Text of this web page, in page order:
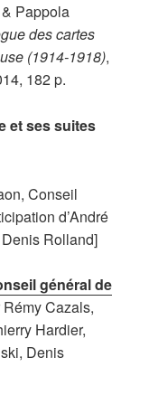
Pappola
des cartes
(1914-1918),
182 p.
et ses suites
Conseil
d’André
Rolland]
général de
Cazals,
Hardier,
Denis